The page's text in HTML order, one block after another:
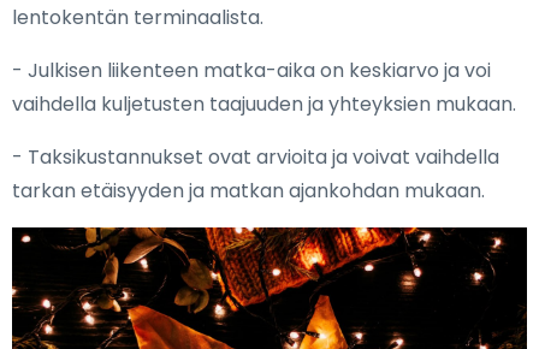
lentokentän terminaalista.
- Julkisen liikenteen matka-aika on keskiarvo ja voi
vaihdella kuljetusten taajuuden ja yhteyksien mukaan.
- Taksikustannukset ovat arvioita ja voivat vaihdella
tarkan etäisyyden ja matkan ajankohdan mukaan.